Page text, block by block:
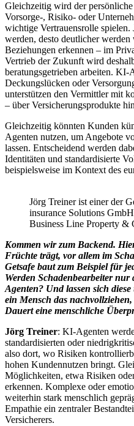
Gleichzeitig wird der
Vorsorge-, Risiko- oder
wichtige Vertrauensrolle spielen.
werden, desto deutlicher
Beziehungen erkennen – im
Vertrieb der Zukunft wird
beratungsgetrieben arbeiten. KI-
Deckungslücken oder
unterstützen den Vermittler mit
– über Versicherungsprodukte
Gleichzeitig könnten Kunden
Agenten nutzen, um Angebote
lassen. Entscheidend werden
Identitäten und standardisierte
beispielsweise im Kontext des
Jörg Treiner ist einer der
insurance Solutions
Business Line Property &
Kommen wir zum Backend.
Früchte trägt, vor allem im
Getsafe baut zum Beispiel für
Werden Schadenbearbeiter
Agenten? Und lassen sich
ein Mensch das
Dauert eine menschliche
Jörg Treiner: KI-Agenten
standardisierten oder
also dort, wo Risiken
hohen Kundennutzen bringt.
Möglichkeiten, etwa Risiken
erkennen. Komplexe oder
weiterhin stark menschlich
Empathie ein zentraler
Versicherers.